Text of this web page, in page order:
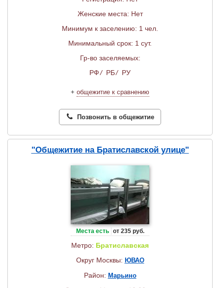
Женские места: Нет
Минимум к заселению: 1 чел.
Минимальный срок: 1 сут.
Гр-во заселяемых:
РФ/ РБ/ РУ
+ общежитие к сравнению
Позвонить в общежитие
"Общежитие на Братиславской улице"
Места есть от 235 руб.
Метро: Братиславская
Округ Москвы: ЮВАО
Район: Марьино